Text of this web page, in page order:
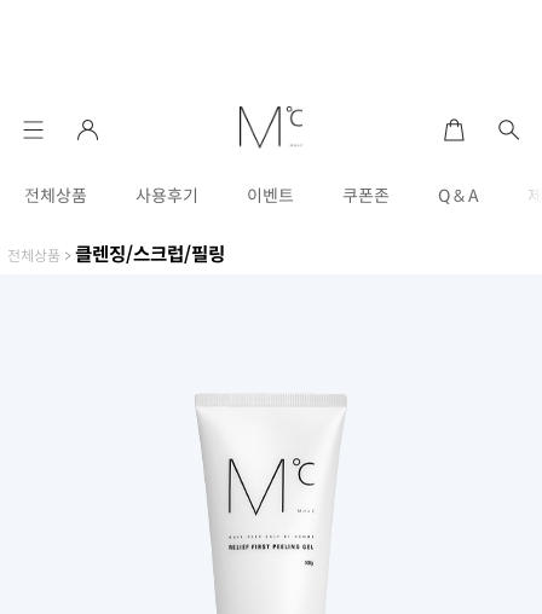
전체상품 사용후기 이벤트 쿠폰존 Q & A
전체상품 > 클렌징/스크럽/필링